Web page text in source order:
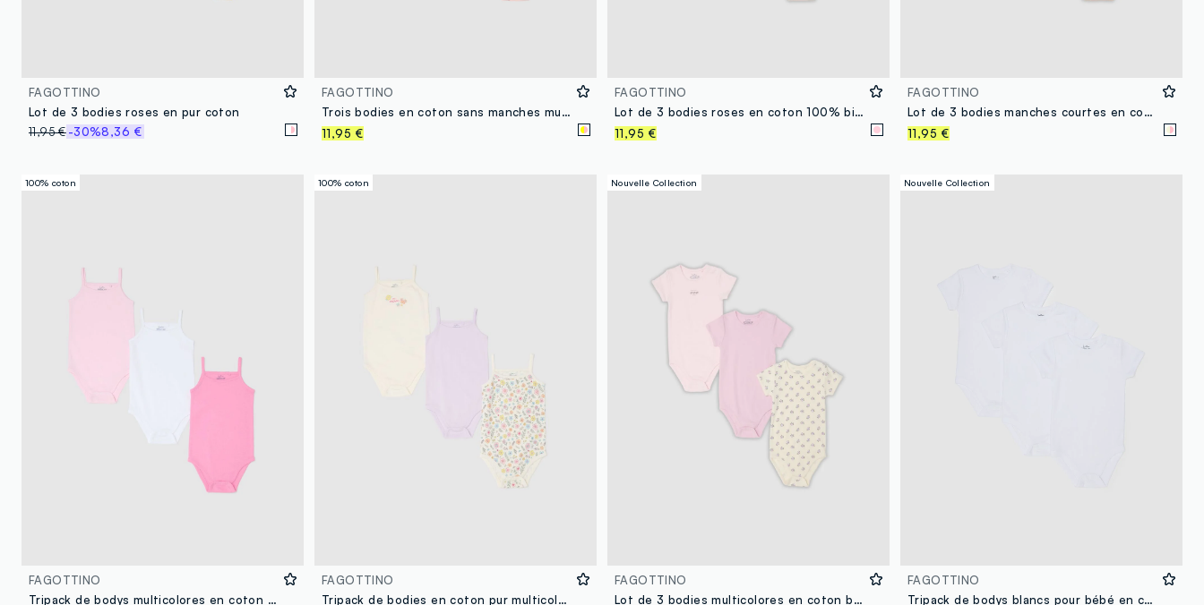
FAGOTTINO
Lot de 3 bodies roses en pur coton
11,95 €-30%8,36 €
FAGOTTINO
Trois bodies en coton sans manches multicolore pour bébé fille
11,95 €
FAGOTTINO
Lot de 3 bodies roses en coton 100% biologique pour bébé fille
11,95 €
FAGOTTINO
Lot de 3 bodies manches courtes en coton bio rose et beige pour bébés et tout-petits
11,95 €
100% coton
FAGOTTINO
Tripack de bodys multicolores en coton pur pour bébé fille avec fines bretelles
100% coton
FAGOTTINO
Tripack de bodies en coton pur multicolore pour bébé
Nouvelle Collection
FAGOTTINO
Lot de 3 bodies multicolores en coton bio pour bébé fille et petite fille
Nouvelle Collection
FAGOTTINO
Tripack de bodys blancs pour bébé en coton pur